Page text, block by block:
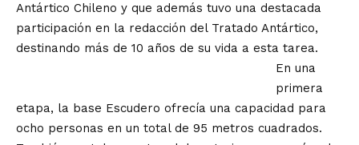
Antártico Chileno y que además tuvo una destacada
participación en la redacción del Tratado Antártico,
destinando más de 10 años de su vida a esta tarea.
En una
primera
etapa, la base Escudero ofrecía una capacidad para
ocho personas en un total de 95 metros cuadrados.